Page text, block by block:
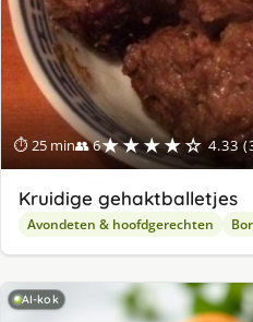
⏱ 25 min👥 6★★★★☆ 4.33
Kruidige gehaktballetjes
Avondeten & hoofdgerechten
AI-kok